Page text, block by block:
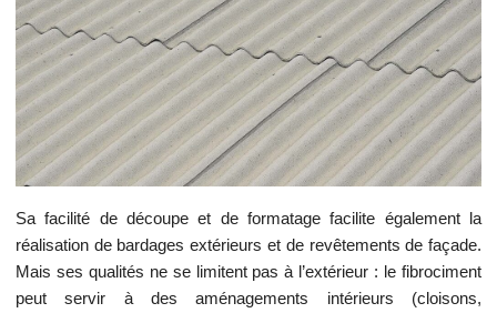
Sa facilité de découpe et de formatage facilite également la
réalisation de bardages extérieurs et de revêtements de façade.
Mais ses qualités ne se limitent pas à l’extérieur : le fibrociment
peut servir à des aménagements intérieurs (cloisons,